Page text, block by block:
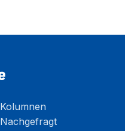
Kolumnen
Nachgefragt